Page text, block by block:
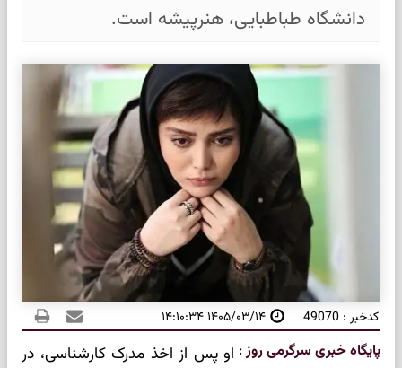
دانشگاه طباطبایی، هنرپیشه است.
کدخبر : 49070 ۱۴۰۵/۰۳/۱۴ ۱۴:۱۰:۳۴
پایگاه خبری سرگرمی روز: او پس از اخذ مدرک کارشناسی، در